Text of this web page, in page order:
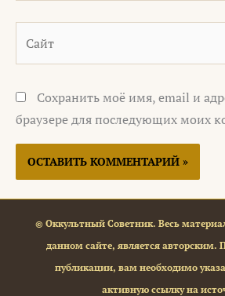
Сохранить моё имя, email и
браузере для последующих моих
© Оккультный Советник. Весь
данном сайте, является авторским.
публикации, вам необходимо
активную ссылку на